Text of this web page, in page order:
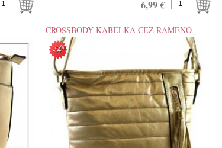
6,99 €
CROSSBODY KABELKA CEZ RAMENO
-54%